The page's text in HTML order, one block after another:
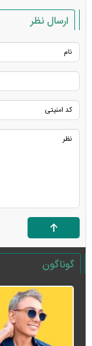
ارسال نظر
گوناگون